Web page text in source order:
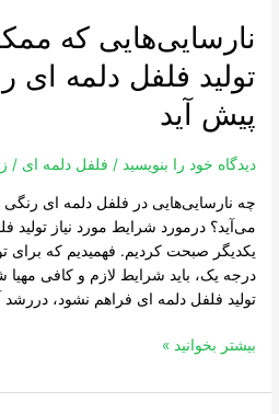
نارسایی‌هایی که
تولید فلفل دلمه ای
پیش آید
دیدگاه‌ خود را بنویسید / فلفل دلمه ای /
چه نارسایی‌هایی در فلفل دلمه ای
می‌آید؟ درمورد شرایط مورد نیاز تولید
یکدیگر صبحت کردیم. فهمیدیم که
درجه یک، باید شرایط لازم و کافی مهیا
تولید فلفل دلمه ای فراهم نشود،
پیش
آید
بیشتر بخوانید »